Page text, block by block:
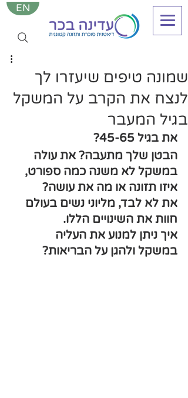
EN
שמונה טיפים שיעזרו לך
לנצח את הקרב על המשקל
בגיל המעבר
את בגיל 45-65?
הבטן שלך מתעבה? את עולה
במשקל לא משנה כמה ספורט,
איזו תזונה או מה את עושה?
את לא לבד, מליוני נשים בעולם
חוות את השינויים הללו.
איך ניתן למנוע את העליה
במשקל ולהגן על הבריאות?